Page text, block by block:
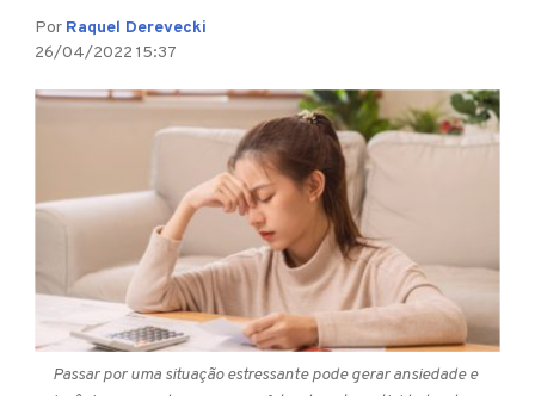
Por Raquel Derevecki
26/04/2022 15:37
Passar por uma situação estressante pode gerar ansiedade e